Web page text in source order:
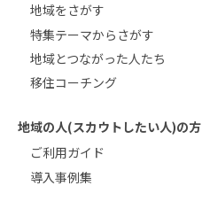
地域をさがす
特集テーマからさがす
地域とつながった人たち
移住コーチング
地域の人(スカウトしたい人)の方
ご利用ガイド
導入事例集